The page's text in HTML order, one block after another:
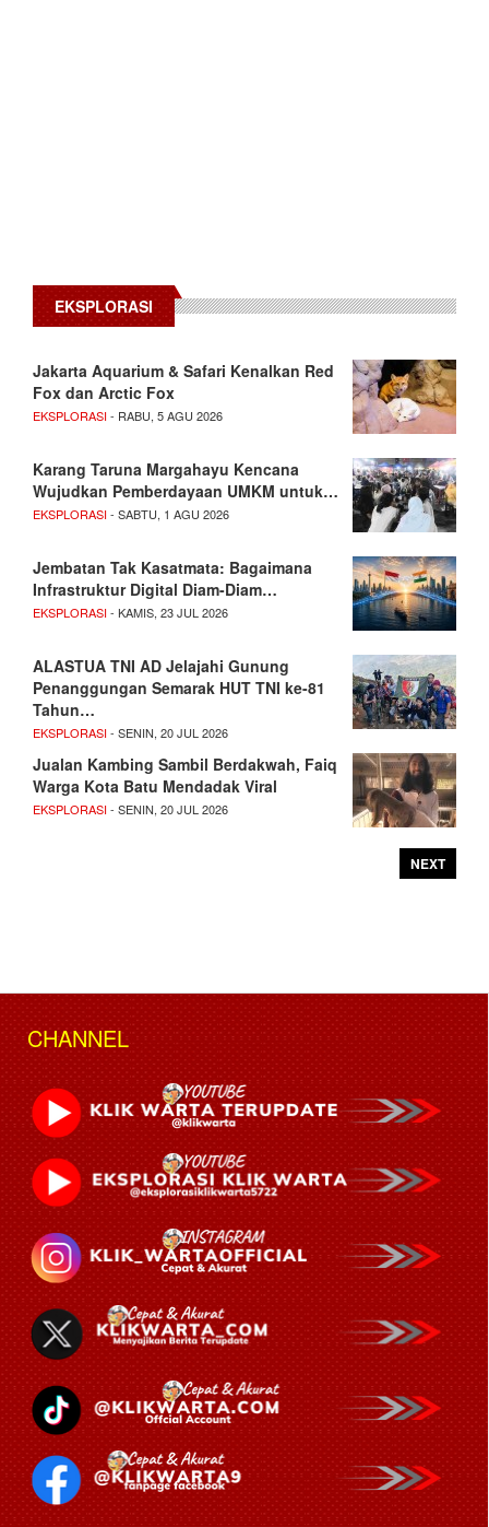
EKSPLORASI
Jakarta Aquarium & Safari Kenalkan Red
Fox dan Arctic Fox
EKSPLORASI- RABU, 5 AGU 2026
Karang Taruna Margahayu Kencana
Wujudkan Pemberdayaan UMKM untuk…
EKSPLORASI- SABTU, 1 AGU 2026
Jembatan Tak Kasatmata: Bagaimana
Infrastruktur Digital Diam-Diam…
EKSPLORASI- KAMIS, 23 JUL 2026
ALASTUA TNI AD Jelajahi Gunung
Penanggungan Semarak HUT TNI ke-81
Tahun…
EKSPLORASI- SENIN, 20 JUL 2026
Jualan Kambing Sambil Berdakwah, Faiq
Warga Kota Batu Mendadak Viral
EKSPLORASI- SENIN, 20 JUL 2026
NEXT
CHANNEL